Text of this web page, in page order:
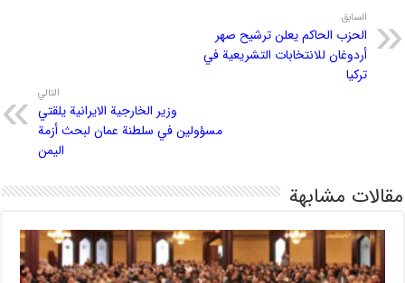
السابق
الحزب الحاكم يعلن ترشيح صهر
أردوغان للانتخابات التشريعية في
تركيا
التالي
وزير الخارجية الايرانية يلقتي
مسؤولين في سلطنة عمان لبحث أزمة
اليمن
مقالات مشابهة